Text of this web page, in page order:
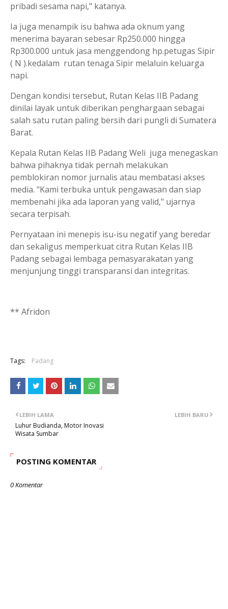
pribadi sesama napi," katanya.
Ia juga menampik isu bahwa ada oknum yang
menerima bayaran sebesar Rp250.000 hingga
Rp300.000 untuk jasa menggendong hp.petugas Sipir
( N ).kedalam rutan tenaga Sipir melaluin keluarga
napi.
Dengan kondisi tersebut, Rutan Kelas IIB Padang
dinilai layak untuk diberikan penghargaan sebagai
salah satu rutan paling bersih dari pungli di Sumatera
Barat.
Kepala Rutan Kelas IIB Padang Weli juga menegaskan
bahwa pihaknya tidak pernah melakukan
pemblokiran nomor jurnalis atau membatasi akses
media. "Kami terbuka untuk pengawasan dan siap
membenahi jika ada laporan yang valid," ujarnya
secara terpisah.
Pernyataan ini menepis isu-isu negatif yang beredar
dan sekaligus memperkuat citra Rutan Kelas IIB
Padang sebagai lembaga pemasyarakatan yang
menjunjung tinggi transparansi dan integritas.
** Afridon
Tags: Padang
LEBIH BARU
LEBIH LAMA
Luhur Budianda, Motor Inovasi
Wisata Sumbar
POSTING KOMENTAR
0 Komentar